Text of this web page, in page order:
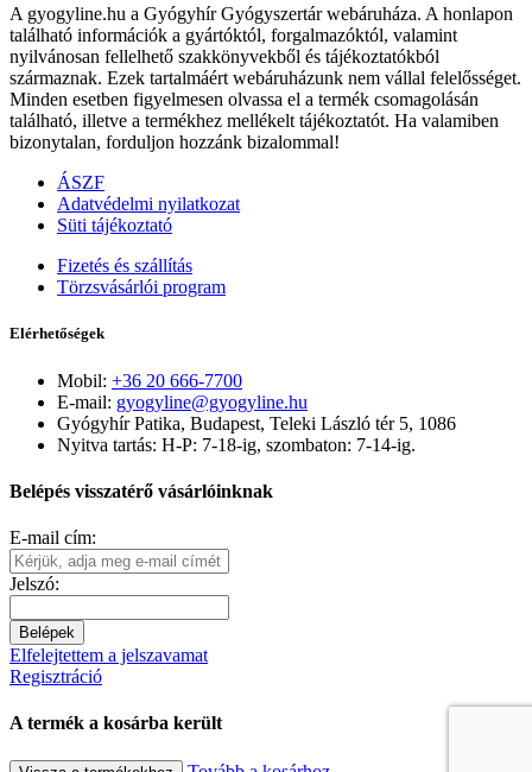
A gyogyline.hu a Gyógyhír Gyógyszertár webáruháza. A honlapon
található információk a gyártóktól, forgalmazóktól, valamint
nyilvánosan fellelhető szakkönyvekből és tájékoztatókból
származnak. Ezek tartalmáért webáruházunk nem vállal felelősséget.
Minden esetben figyelmesen olvassa el a termék csomagolásán
található, illetve a termékhez mellékelt tájékoztatót. Ha valamiben
bizonytalan, forduljon hozzánk bizalommal!
ÁSZF
Adatvédelmi nyilatkozat
Süti tájékoztató
Fizetés és szállítás
Törzsvásárlói program
Elérhetőségek
Mobil: +36 20 666-7700
E-mail: gyogyline@gyogyline.hu
Gyógyhír Patika, Budapest, Teleki László tér 5, 1086
Nyitva tartás: H-P: 7-18-ig, szombaton: 7-14-ig.
Belépés visszatérő vásárlóinknak
E-mail cím:
Jelszó:
Belépek
Elfelejtettem a jelszavamat
Regisztráció
A termék a kosárba került